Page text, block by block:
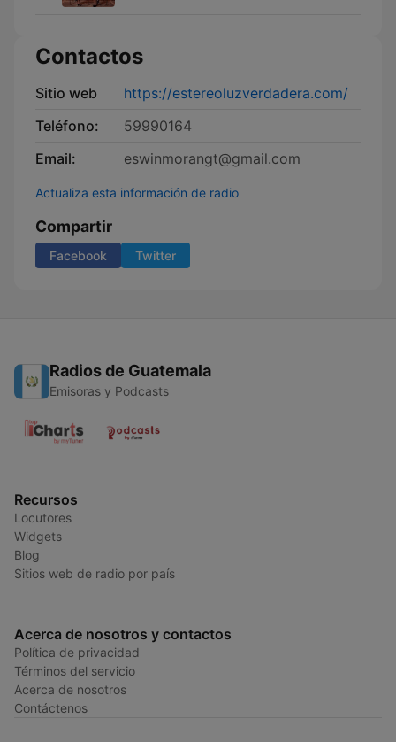
Contactos
Sitio web
https://estereoluzverdadera.com/
Teléfono:
59990164
Email:
eswinmorangt@gmail.com
Actualiza esta información de radio
Compartir
Facebook Twitter
Radios de Guatemala
Emisoras y Podcasts
Recursos
Locutores
Widgets
Blog
Sitios web de radio por país
Acerca de nosotros y contactos
Política de privacidad
Términos del servicio
Acerca de nosotros
Contáctenos